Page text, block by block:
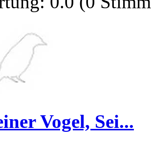
Vogel, Sei...